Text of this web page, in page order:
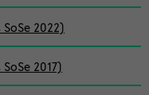
2022)
2017)